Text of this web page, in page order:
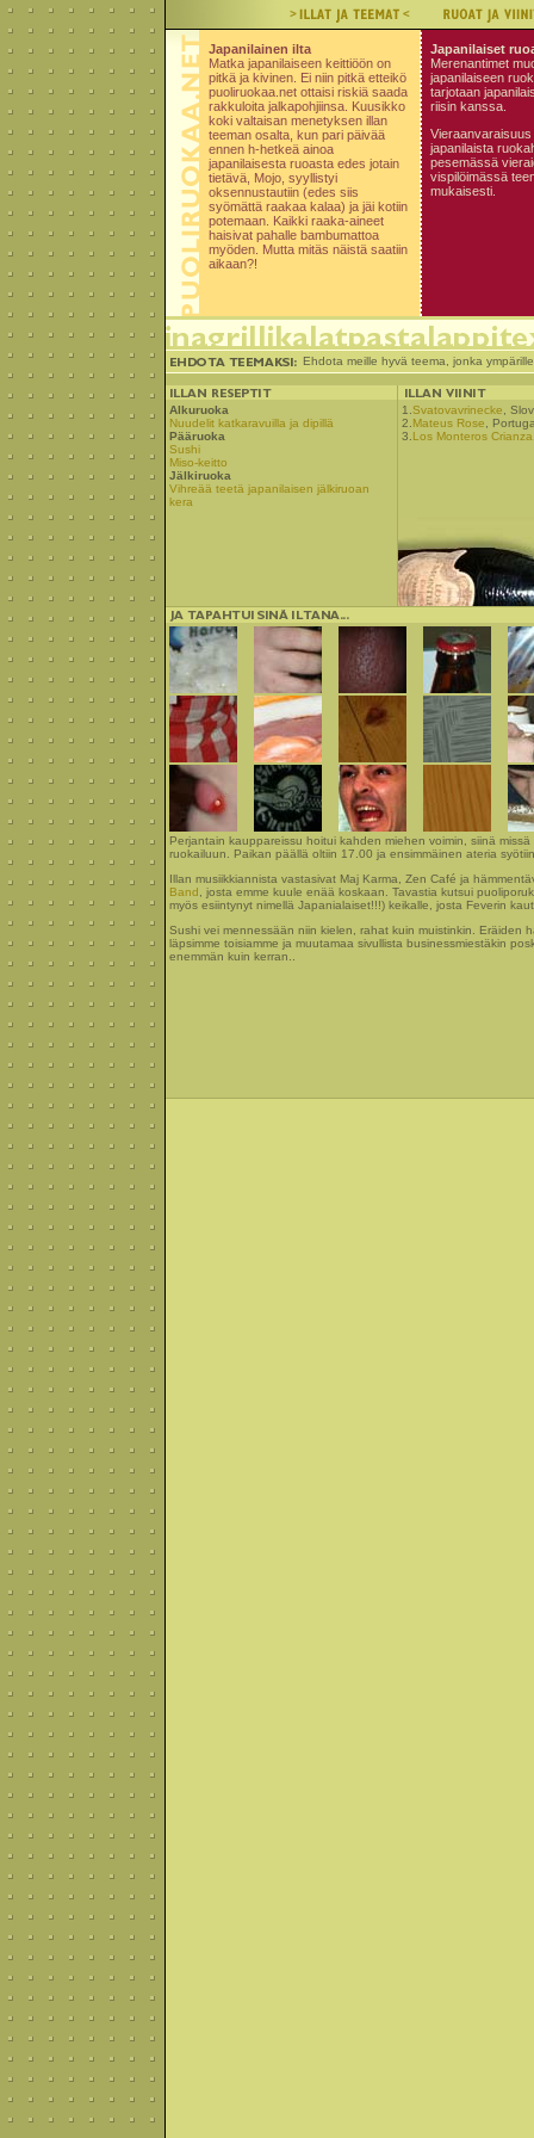
Japanilainen ilta
Matka japanilaiseen keittiöön on
pitkä ja kivinen. Ei niin pitkä etteikö
puoliruokaa.net ottaisi riskiä saada
rakkuloita jalkapohjiinsa. Kuusikko
koki valtaisan menetyksen illan
teeman osalta, kun pari päivää
ennen h-hetkeä ainoa
japanilaisesta ruoasta edes jotain
tietävä, Mojo, syyllistyi
oksennustautiin (edes siis
syömättä raakaa kalaa) ja jäi kotiin
potemaan. Kaikki raaka-aineet
haisivat pahalle bambumattoa
myöden. Mutta mitäs näistä saatiin
aikaan?!
Japanilaiset
Merenantimet
japanilaiseen
tarjotaan
riisin kanssa.
Vieraanvaraisuus
japanilaista
pesemässä
vispilöimässä
mukaisesti.
Ehdota meille hyvä teema, jonka
Alkuruoka
Nuudelit katkaravuilla ja dipillä
Pääruoka
Sushi
Miso-keitto
Jälkiruoka
Vihreää teetä japanilaisen jälkiruoan
kera
1. Svatovavrinecke ,
2. Mateus Rose ,
3. Los Monteros Crianza
Perjantain kauppareissu hoitui kahden miehen voimin, siinä
ruokailuun. Paikan päällä oltiin 17.00 ja ensimmäinen ateria
Illan musiikkiannista vastasivat Maj Karma, Zen Café ja
Band , josta emme kuule enää koskaan. Tavastia kutsui
myös esiintynyt nimellä Japanialaiset!!!) keikalle, josta Feverin
Sushi vei mennessään niin kielen, rahat kuin muistinkin. Eräiden
läpsimme toisiamme ja muutamaa sivullista businessmiestäkin
enemmän kuin kerran..